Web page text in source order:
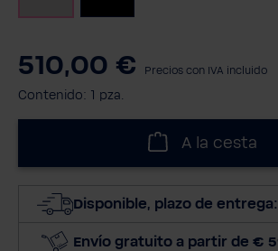
510,00 € Precios con IVA incluido
Contenido: 1 pza.
A la cesta
Disponible, plazo de
Envío gratuito a partir de €